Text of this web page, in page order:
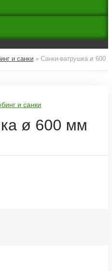
и санки » Санки-ватрушка ø 600
и санки
ø 600 мм